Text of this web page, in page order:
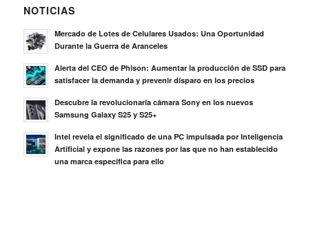
NOTICIAS
Mercado de Lotes de Celulares Usados: Una Oportunidad
Durante la Guerra de Aranceles
Alerta del CEO de Phison: Aumentar la producción de SSD para
satisfacer la demanda y prevenir disparo en los precios
Descubre la revolucionaria cámara Sony en los nuevos
Samsung Galaxy S25 y S25+
Intel revela el significado de una PC impulsada por Inteligencia
Artificial y expone las razones por las que no han establecido
una marca específica para ello